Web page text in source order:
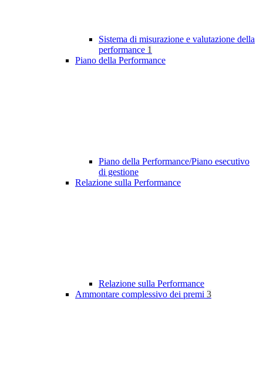
Sistema di misurazione e valutazione della
performance 1
Piano della Performance
Piano della Performance/Piano esecutivo
di gestione
Relazione sulla Performance
Relazione sulla Performance
Ammontare complessivo dei premi 3